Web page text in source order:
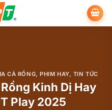
CÀ RỒNG ,PHIM HAY, TIN TỨC
Kinh Dị Hay
Play 2025